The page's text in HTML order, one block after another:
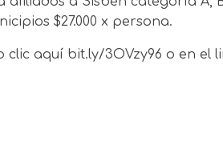
$27.000 x persona.
clic aquí bit.ly/3OVzy96 o en